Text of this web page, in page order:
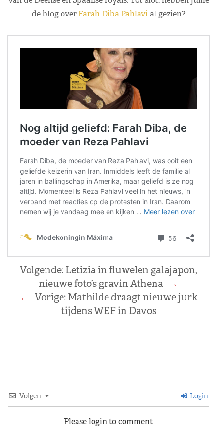
de blog over Farah Diba Pahlavial gezien?
Volgende: Letizia in fluwelen galajapon,
nieuwe foto’s gravin Athena →
← Vorige: Mathilde draagt nieuwe jurk
tijdens WEF in Davos
Volgen Login
Please login to comment